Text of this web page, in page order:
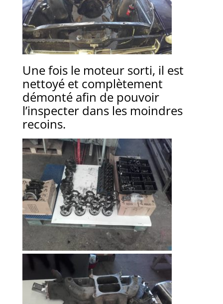
Une fois le moteur sorti, il est
nettoyé et complètement
démonté afin de pouvoir
l’inspecter dans les moindres
recoins.